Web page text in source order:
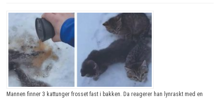
Mannen finner 3 kattunger frosset fast i bakken. Da reagerer han lynraskt med en